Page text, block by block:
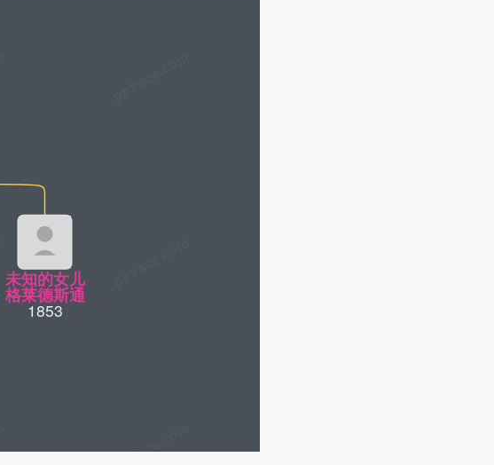
未知的女儿
格莱德斯通
1853